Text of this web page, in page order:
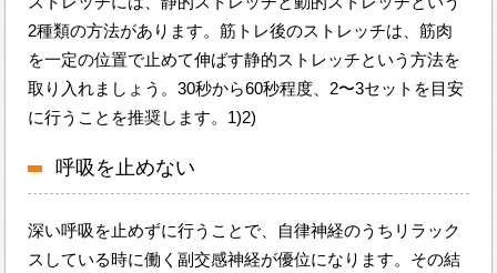
2種類の方法があります。筋トレ後のストレッチは、筋肉
を一定の位置で止めて伸ばす静的ストレッチという方法を
取り入れましょう。30秒から60秒程度、2〜3セットを目安
に行うことを推奨します。1)2)
呼吸を止めない
深い呼吸を止めずに行うことで、自律神経のうちリラック
スしている時に働く副交感神経が優位になります。その結